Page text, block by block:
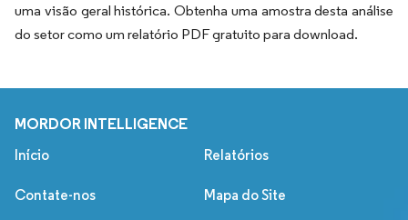
uma visão geral histórica. Obtenha uma amostra desta análise
do setor como um relatório PDF gratuito para download.
MORDOR INTELLIGENCE
Início Relatórios
Contate-nos Mapa do Site